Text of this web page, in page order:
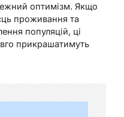
оптимізм. Якщо
проживання та
популяцій, ці
прикрашатимуть